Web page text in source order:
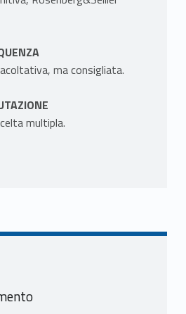
ma consigliata.
multipla.